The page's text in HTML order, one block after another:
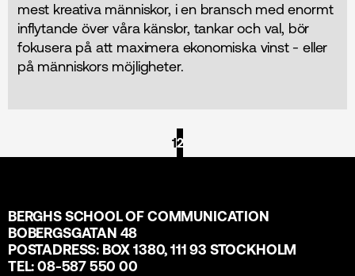
mest kreativa människor, i en bransch med enormt
inflytande över våra känslor, tankar och val, bör
fokusera på att maximera ekonomiska vinst - eller
på människors möjligheter.
12
BERGHS SCHOOL OF COMMUNICATION
BOBERGSGATAN 48
POSTADRESS: BOX 1380, 111 93 STOCKHOLM
TEL: 08-587 550 00